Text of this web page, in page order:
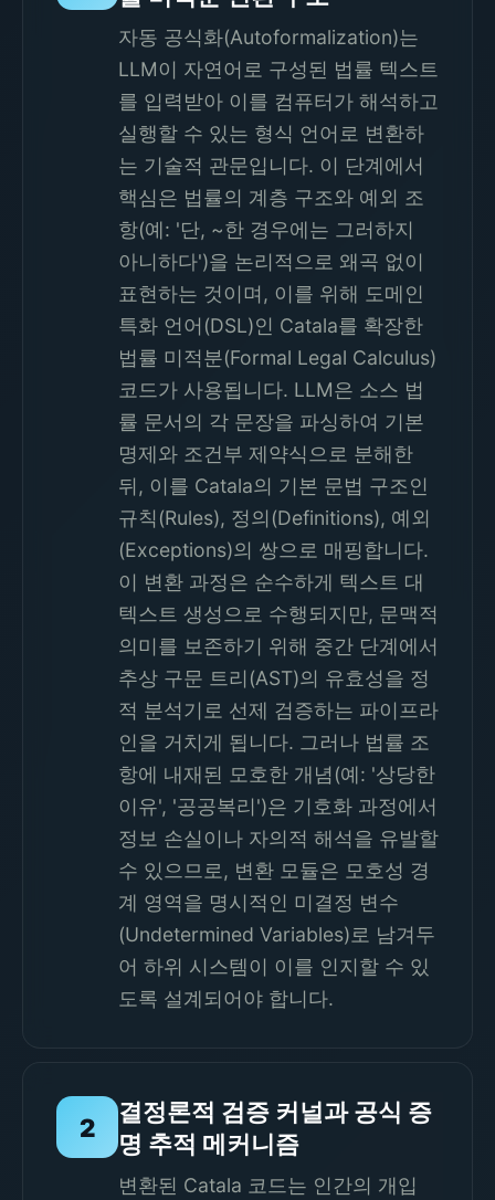
자동 공식화(Autoformalization)는
LLM이 자연어로 구성된 법률 텍스트
를 입력받아 이를 컴퓨터가 해석하고
실행할 수 있는 형식 언어로 변환하
는 기술적 관문입니다. 이 단계에서
핵심은 법률의 계층 구조와 예외 조
항(예: '단, ~한 경우에는 그러하지
아니하다')을 논리적으로 왜곡 없이
표현하는 것이며, 이를 위해 도메인
특화 언어(DSL)인 Catala를 확장한
법률 미적분(Formal Legal Calculus)
코드가 사용됩니다. LLM은 소스 법
률 문서의 각 문장을 파싱하여 기본
명제와 조건부 제약식으로 분해한
뒤, 이를 Catala의 기본 문법 구조인
규칙(Rules), 정의(Definitions), 예외
(Exceptions)의 쌍으로 매핑합니다.
이 변환 과정은 순수하게 텍스트 대
텍스트 생성으로 수행되지만, 문맥적
의미를 보존하기 위해 중간 단계에서
추상 구문 트리(AST)의 유효성을 정
적 분석기로 선제 검증하는 파이프라
인을 거치게 됩니다. 그러나 법률 조
항에 내재된 모호한 개념(예: '상당한
이유', '공공복리')은 기호화 과정에서
정보 손실이나 자의적 해석을 유발할
수 있으므로, 변환 모듈은 모호성 경
계 영역을 명시적인 미결정 변수
(Undetermined Variables)로 남겨두
어 하위 시스템이 이를 인지할 수 있
도록 설계되어야 합니다.
2
결정론적 검증 커널과 공식 증
명 추적 메커니즘
변환된 Catala 코드는 인간의 개입